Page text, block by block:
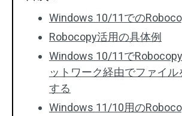
Windows 10/11での
Robocopy活用の具体例
Windows 10/11で
ットワーク経由でファイル
する
Windows 11/10用の